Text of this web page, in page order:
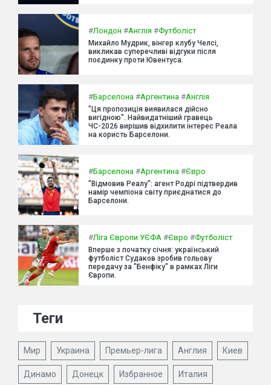
#Лондон #Англія #Футболіст
Михайло Мудрик, вінгер клубу Челсі,
викликав суперечливі відгуки після
поєдинку проти Ювентуса.
#Барселона #Аргентина #Англія
"Ця пропозиція виявилася дійсно
вигідною". Найвидатніший гравець
ЧС-2026 вирішив відхилити інтерес Реала
на користь Барселони.
#Барселона #Аргентина #Євро
"Відмовив Реалу": агент Родрі підтвердив
намір чемпіона світу приєднатися до
Барселони.
#Ліга Європи УЄФА #Євро #Футболіст
Вперше з початку січня: український
футболіст Судаков зробив гольову
передачу за "Бенфіку" в рамках Ліги
Європи.
Теги
Мир Украина Премьер-лига Англия Киев
Динамо Донецк Избранное Италия